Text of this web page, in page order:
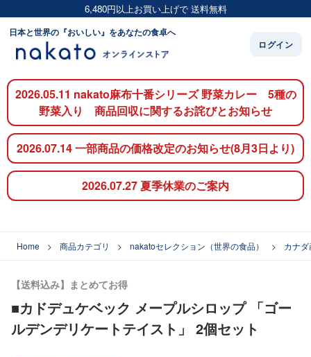
6,480円以上お買い上げで 送料無料
日本と世界の『おいしい』をあなたの食卓へ
ログイン
2026.05.11 nakato麻布十番シリーズ 野菜カレー 5種の
野菜入り 商品回収に関するお詫びとお知らせ
2026.07.14 一部商品の価格改定のお知らせ(8月3日より)
2026.07.27 夏季休業のご案内
Home 商品カテゴリ nakatoセレクション（世界の食品） カナ
【送料込み】まとめてお得
■カドデュケベック メープルシロップ 「ゴー
ルデンデリケートテイスト」 2個セット